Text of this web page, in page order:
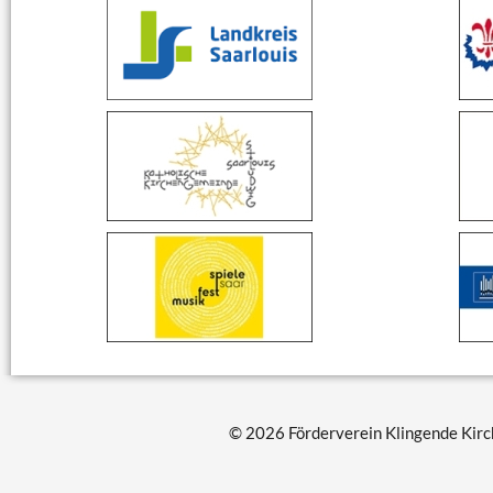
© 2026 Förderverein Klingende